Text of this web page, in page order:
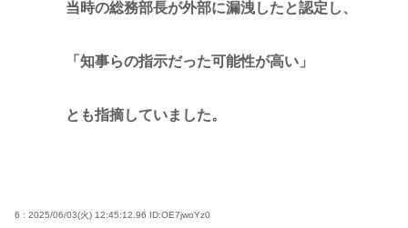
当時の総務部長が外部に漏洩したと認定し、
「知事らの指示だった可能性が高い」
とも指摘していました。
6 : 2025/06/03(火) 12:45:12.96 ID:OE7jwoYz0